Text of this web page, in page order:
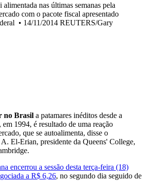
nas últimas semanas pela
com o pacote fiscal apresentado
• 14/11/2014 REUTERS/Gary
no Brasil a patamares inéditos desde a
1994, é resultado de uma reação
que se autoalimenta, disse o
El-Erian, presidente da Queens' College,
encerrou a sessão desta terça-feira (18)
a R$ 6,26, no segundo dia seguido de